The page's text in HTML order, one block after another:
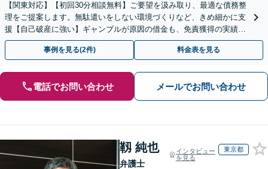
【関東対応】【初回30分相談無料】ご要望を汲み取り、最適な債務整
理をご提案します。無駄遣いをしない環境づくりなど、きめ細かに支
援【自己破産に強い】ギャンブルが原因の借金も、免責獲得の実績あ
り【夜間・休日対応】
事例を見る(2件) 料金表を見る
電話でお問い合わせ メールでお問い合わせ
靱 純也
弁護士
インタビュー
を見る
東京都